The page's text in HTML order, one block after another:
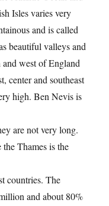
Isles varies very
and is called
beautiful valleys and
west of England
center and southeast
high. Ben Nevis is
are not very long.
Thames is the
countries. The
and about 80%